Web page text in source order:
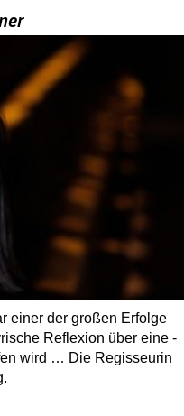
einer der großen Erfolge
Reflexion über eine
wird … Die Regisseurin